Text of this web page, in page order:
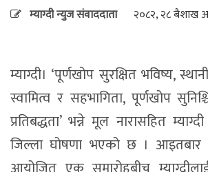
म्याग्दी न्युज संवाददाता २०८२, २८ बैशाख
म्याग्दी। ‘पूर्णखोप सुरक्षित भविष्य,
स्वामित्व र सहभागिता, पूर्णखोप
प्रतिबद्धता’ भन्ने मूल नारासहित
जिल्ला घोषणा भएको छ । आइतबार